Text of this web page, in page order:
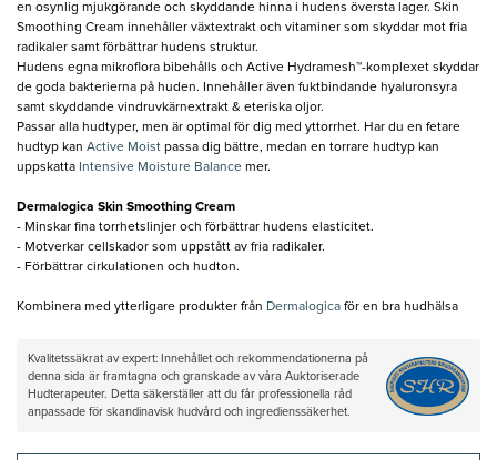
en osynlig mjukgörande och skyddande hinna i hudens översta lager. Skin
Smoothing Cream innehåller växtextrakt och vitaminer som skyddar mot fria
radikaler samt förbättrar hudens struktur.
Hudens egna mikroflora bibehålls och Active Hydramesh™-komplexet skyddar
de goda bakterierna på huden. Innehåller även fuktbindande hyaluronsyra
samt skyddande vindruvkärnextrakt & eteriska oljor.
Passar alla hudtyper, men är optimal för dig med yttorrhet. Har du en fetare
hudtyp kan Active Moist passa dig bättre, medan en torrare hudtyp kan
uppskatta Intensive Moisture Balance mer.
Dermalogica Skin Smoothing Cream
- Minskar fina torrhetslinjer och förbättrar hudens elasticitet.
- Motverkar cellskador som uppstått av fria radikaler.
- Förbättrar cirkulationen och hudton.
Kombinera med ytterligare produkter från Dermalogica för en bra hudhälsa
Kvalitetssäkrat av expert: Innehållet och rekommendationerna på
denna sida är framtagna och granskade av våra Auktoriserade
Hudterapeuter. Detta säkerställer att du får professionella råd
anpassade för skandinavisk hudvård och ingredienssäkerhet.